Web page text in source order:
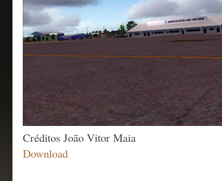
Créditos João Vitor Maia
Download